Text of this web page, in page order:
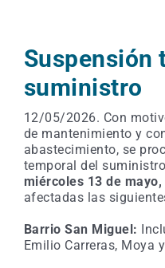
Suspensión
suministro
12/05/2026. Con
de mantenimiento y
abastecimiento, se
temporal del
miércoles 13 de mayo,
afectadas las
Barrio San Miguel:
Emilio Carreras, Moya